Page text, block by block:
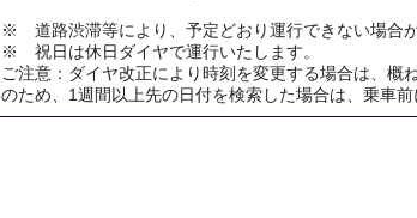
※ 道路渋滞等により、予定どおり運行できない場合が
※ 祝日は休日ダイヤで運行いたします。
ご注意：ダイヤ改正により時刻を変更する場合は、
のため、1週間以上先の日付を検索した場合は、乗車